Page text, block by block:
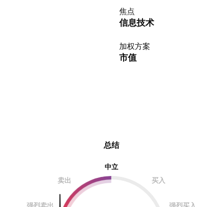
焦点
信息技术
加权方案
市值
总结
中立
卖出
买入
强烈卖出 强烈买入